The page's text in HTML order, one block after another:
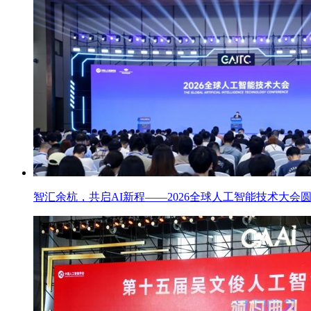
智汇余杭，共启AI新程——2026全球人工智能技术大会